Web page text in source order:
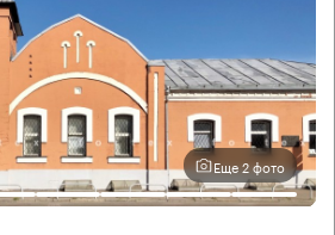
Еще 2 фото